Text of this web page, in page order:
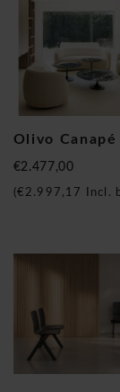
Olivo Canapé
€2.477,00
€2.997,17 Incl.